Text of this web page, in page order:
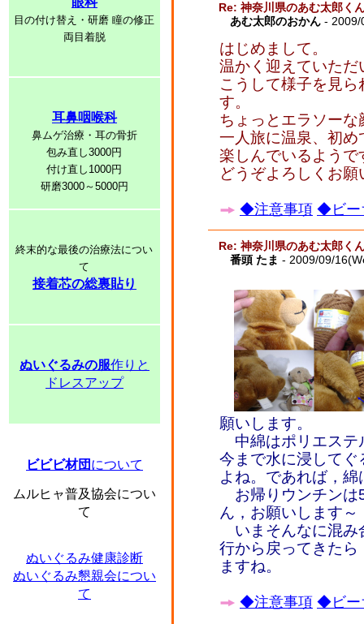
目の付け替え・研磨 瞳の修正
両目着脱
耳鼻咽喉科
鼻ムゲ治療・耳の骨折
包み直し3000円
付け直し1000円
研磨3000～5000円
終末的な最後の治療法につい
て
接着芯の総裏貼り
ぬいぐるみの服作りと
ドレスアップ
ビビビ材団 について
ムルヒャ普及協会につい
て
ぬいぐるみ健康診断
ぬいぐるみ懇親会につい
て
Re: 神奈川県のあむ太郎く
あむ太郎のおかん -
はじめまして。
温かく迎えていた
こうして様子を見
す。
ちょっとエラソー
一人旅に温泉、初
楽しんでいるようで
どうぞよろしくお願
◆注意事項 ◆ビー
Re: 神奈川県のあむ太郎く
番頭 たま - 2009/09/
願いします。
中綿はポリエステ
今まで水に浸して
よね。であれば，
お帰りウンチンは
ん，お願いします～
いまそんなに混み
行から戻ってきた
ますね。
◆注意事項 ◆ビー